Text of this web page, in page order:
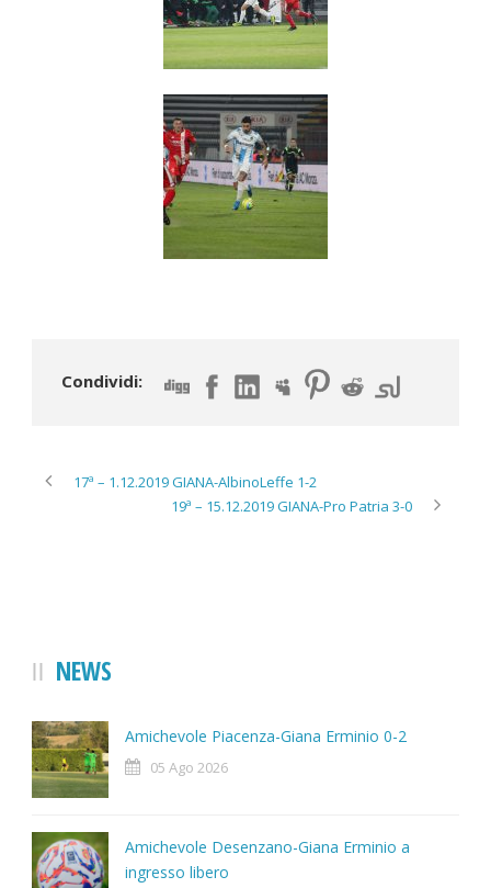
Condividi:
17ª – 1.12.2019 GIANA-AlbinoLeffe 1-2
19ª – 15.12.2019 GIANA-Pro Patria 3-0
NEWS
Amichevole Piacenza-Giana Erminio 0-2
05 Ago 2026
Amichevole Desenzano-Giana Erminio a
ingresso libero